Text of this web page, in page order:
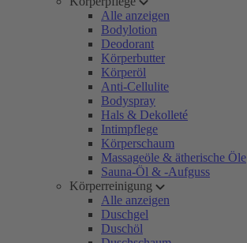
Alle anzeigen
Bodylotion
Deodorant
Körperbutter
Körperöl
Anti-Cellulite
Bodyspray
Hals & Dekolleté
Intimpflege
Körperschaum
Massageöle & ätherische Öle
Sauna-Öl & -Aufguss
Körperreinigung
Alle anzeigen
Duschgel
Duschöl